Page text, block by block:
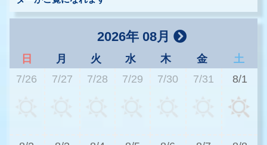
2026年 08月
日 月 火 水 木 金
土
7/26
7/27 7/28 7/29 7/30 7/31 8/1